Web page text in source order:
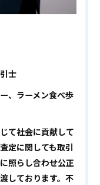
士
、ラーメン食べ歩
て社会に貢献して
定に関しても取引
照らし合わせ公正
しております。不